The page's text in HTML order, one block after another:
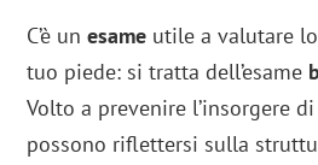
C’è unesame utile a valutare
tuo piede: si tratta dell’esame
Volto a prevenire l’insorgere
possono riflettersi sulla